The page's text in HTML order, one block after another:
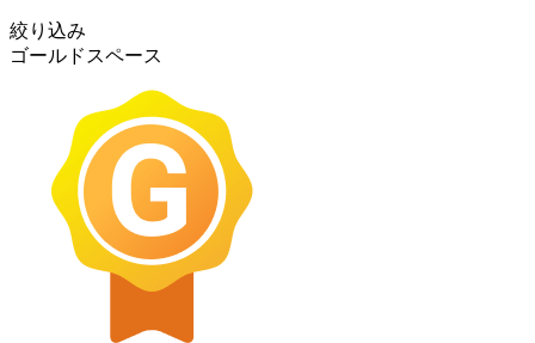
絞り込み
ゴールドスペース